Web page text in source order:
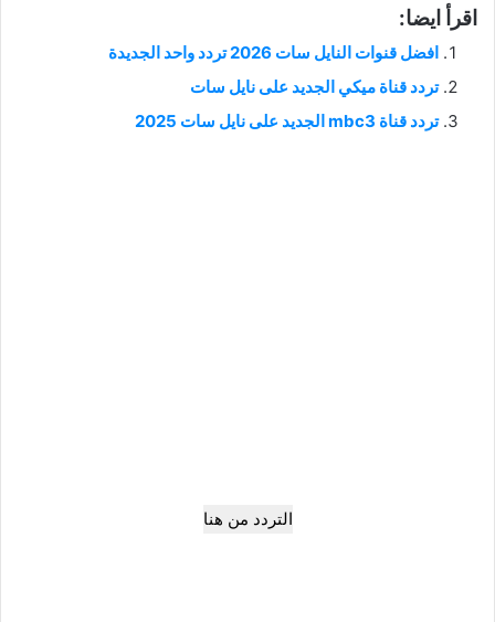
اقرأ ايضا:
افضل قنوات النايل سات 2026 تردد واحد الجديدة
تردد قناة ميكي الجديد على نايل سات
تردد قناة mbc3 الجديد على نايل سات 2025
التردد من هنا